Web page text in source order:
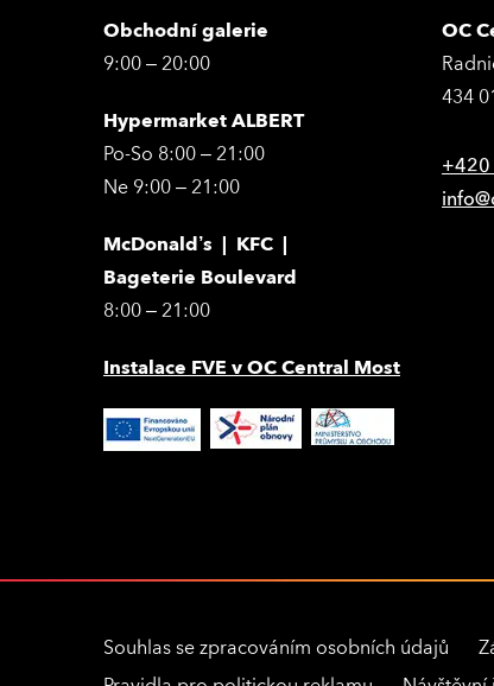
Obchodní galerie
9:00 – 20:00
Hypermarket ALBERT
Po-So 8:00 – 21:00
Ne 9:00 – 21:00
McDonald’s | KFC |
Bageterie Boulevard
8:00 – 21:00
Instalace FVE v OC Central Most
OC
434
Souhlas se zpracováním osobních údajů